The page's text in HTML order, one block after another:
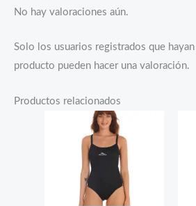
No hay valoraciones aún.
Solo los usuarios registrados que
producto pueden hacer una valoración.
Productos relacionados